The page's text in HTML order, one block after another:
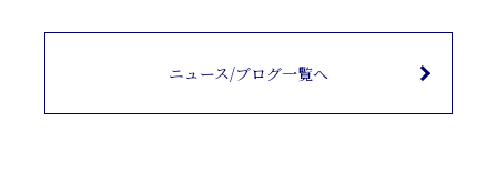
ニュース/ブログ一覧へ